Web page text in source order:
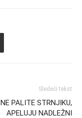
Sledeći tekst
NE PALITE STRNJIKU,
APELUJU NADLEŽNI